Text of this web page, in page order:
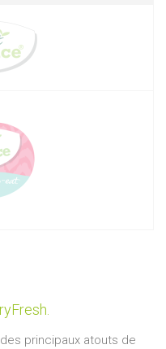
principaux atouts de